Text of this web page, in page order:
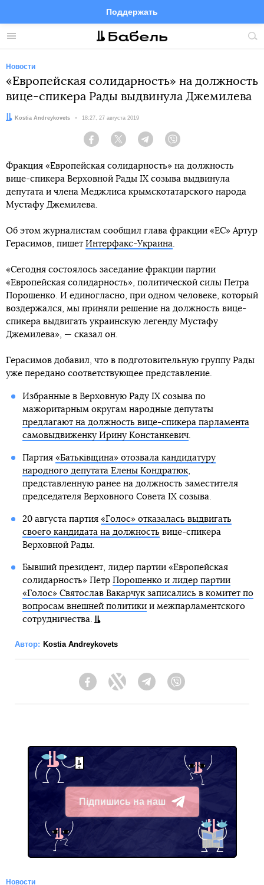
Меню
Поддержать
FacebookTelegramTwitter
Новости
«Европейская солидарность» на должность
вице-спикера Рады выдвинула Джемилева
Автор:Kostia Andreykovets Дата:
18:27, 27 августа 2019
Facebook Twitter Telegram
Фракция «Европейская солидарность» на должность
вице-спикера Верховной Рады IX созыва выдвинула
депутата и члена Меджлиса крымскотатарского народа
Мустафу Джемилева.
Об этом журналистам сообщил глава фракции «ЕС» Артур
Герасимов, пишет Интерфакс-Украина.
«Сегодня состоялось заседание фракции партии
«Европейская солидарность», политической силы Петра
Порошенко. И единогласно, при одном человеке, который
воздержался, мы приняли решение на должность вице-
спикера выдвигать украинскую легенду Мустафу
Джемилева», — сказал он.
Герасимов добавил, что в подготовительную группу Рады
уже передано соответствующее представление.
Избранные в Верховную Раду IX созыва по
мажоритарным округам народные депутаты
предлагают на должность вице-спикера парламента
самовыдвиженку Ирину Констанкевич.
Партия «Батьківщина» отозвала кандидатуру
народного депутата Елены Кондратюк,
представленную ранее на должность заместителя
председателя Верховного Совета IX созыва.
20 августа партия «Голос» отказалась выдвигать
своего кандидата на должность вице-спикера
Верховной Рады.
Бывший президент, лидер партии «Европейская
солидарность» Петр Порошенко и лидер партии
«Голос» Святослав Вакарчук записались в комитет по
вопросам внешней политикии межпарламентского
сотрудничества.
Автор: Kostia Andreykovets
FacebookTwitter Telegram
Підпишись на наш
Telegram
Новости